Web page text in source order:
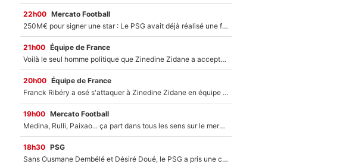
22h00 Mercato Football
250M€ pour signer une star : Le PSG avait déjà réalisé une folie sur le mercato bien avant Neymar !
21h00 Équipe de France
Voilà le seul homme politique que Zinedine Zidane a accepté dans son entourage : «Je garde un très bon souvenir de lui»
20h00 Équipe de France
Franck Ribéry a osé s'attaquer à Zinedine Zidane en équipe de France : «Je n'aurais jamais fait ça»
19h00 Mercato Football
Medina, Rulli, Paixao... ça part dans tous les sens sur le mercato de l'OM : Frank McCourt va enfin récupérer l'argent qu'il attend ?
18h30 PSG
Sans Ousmane Dembélé et Désiré Doué, le PSG a pris une correction face à Majorque : Luis Enrique attend avec impatience des renforts !